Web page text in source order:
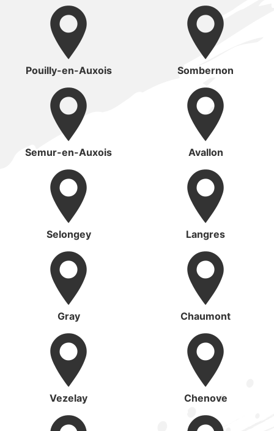
Pouilly-en-Auxois Sombernon
Semur-en-Auxois Avallon
Selongey Langres
Gray Chaumont
Vezelay Chenove